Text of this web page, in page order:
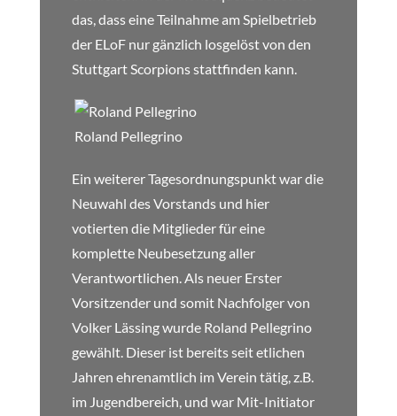
das, dass eine Teilnahme am Spielbetrieb
der ELoF nur gänzlich losgelöst von den
Stuttgart Scorpions stattfinden kann.
Roland Pellegrino
Ein weiterer Tagesordnungspunkt war die
Neuwahl des Vorstands und hier
votierten die Mitglieder für eine
komplette Neubesetzung aller
Verantwortlichen. Als neuer Erster
Vorsitzender und somit Nachfolger von
Volker Lässing wurde Roland Pellegrino
gewählt. Dieser ist bereits seit etlichen
Jahren ehrenamtlich im Verein tätig, z.B.
im Jugendbereich, und war Mit-Initiator